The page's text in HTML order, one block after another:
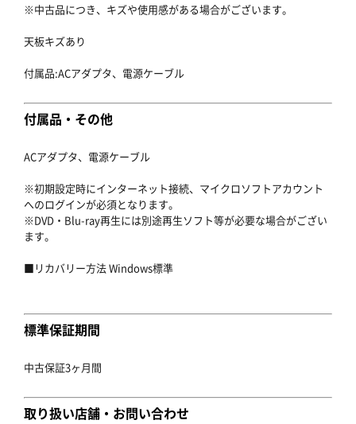
※中古品につき、キズや使用感がある場合がございます。
天板キズあり
付属品:ACアダプタ、電源ケーブル
付属品・その他
ACアダプタ、電源ケーブル
※初期設定時にインターネット接続、マイクロソフトアカウント
へのログインが必須となります。
※DVD・Blu-ray再生には別途再生ソフト等が必要な場合がござい
ます。
■リカバリー方法 Windows標準
標準保証期間
中古保証3ヶ月間
取り扱い店舗・お問い合わせ